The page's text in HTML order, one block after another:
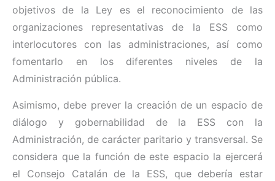
objetivos de la Ley es el reconocimiento de las
organizaciones representativas de la ESS como
interlocutores con las administraciones, así como
fomentarlo en los diferentes niveles de la
Administración pública.
Asimismo, debe prever la creación de un espacio de
diálogo y gobernabilidad de la ESS con la
Administración, de carácter paritario y transversal. Se
considera que la función de este espacio la ejercerá
el Consejo Catalán de la ESS, que debería estar